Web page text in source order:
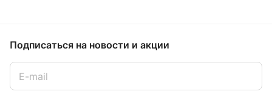
Подписаться на новости и акции